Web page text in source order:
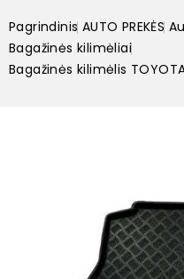
Pagrindinis AUTO PREKĖS
Bagažinės kilimėliai
Bagažinės kilimėlis